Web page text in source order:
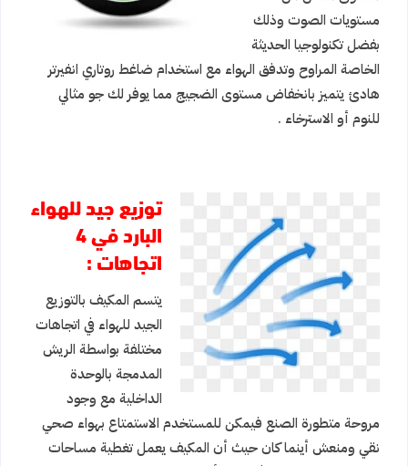
مستويات الصوت وذلك
بفضل تكنولوجيا الحديثة
الخاصة المراوح وتدفق الهواء مع استخدام ضاغط روتاري انفيرتر
هادئ يتميز بانخفاض مستوى الضجيج مما يوفر لك جو مثالي
للنوم أو الاسترخاء .
توزيع جيد للهواء
البارد في 4
اتجاهات :
يتسم المكيف بالتوزيع
الجيد للهواء في اتجاهات
مختلفة بواسطة الريش
المدمجة بالوحدة
الداخلية مع وجود
مروحة متطورة الصنع فيمكن للمستخدم الاستمتاع بهواء صحي
نقي ومنعش أينما كان حيث أن المكيف يعمل تغطية مساحات